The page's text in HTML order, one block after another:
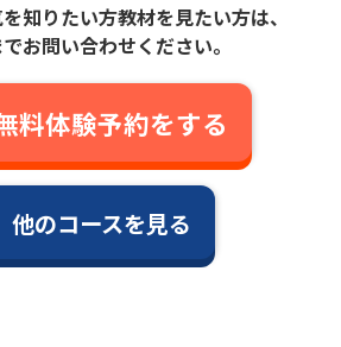
知りたい方教材を見たい方は、
お問い合わせください。
料体験予約をする
他のコースを見る